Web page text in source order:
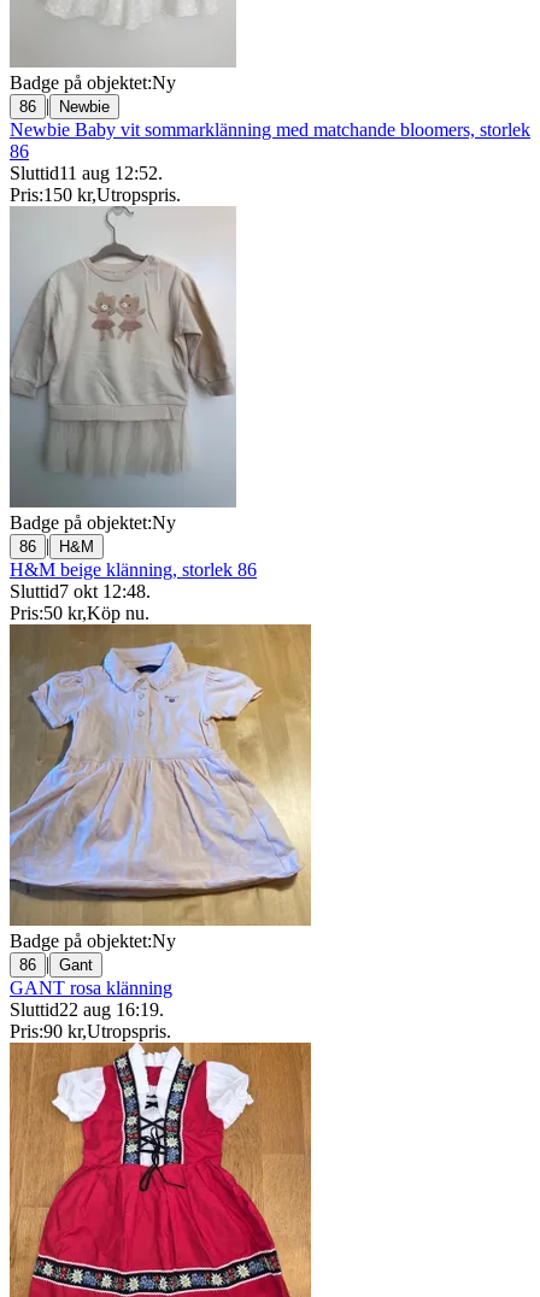
Badge på objektet:Ny
86 | Newbie
Newbie Baby vit sommarklänning med matchande bloomers, storlek
86
Sluttid11 aug 12:52.
Pris:150 kr,Utropspris.
Badge på objektet:Ny
86 | H&M
H&M beige klänning, storlek 86
Sluttid7 okt 12:48.
Pris:50 kr,Köp nu.
Badge på objektet:Ny
86 | Gant
GANT rosa klänning
Sluttid22 aug 16:19.
Pris:90 kr,Utropspris.